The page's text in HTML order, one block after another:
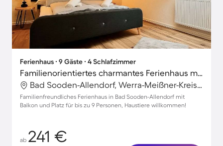
Ferienhaus ∙ 9 Gäste ∙ 4 Schlafzimmer
Familienorientiertes charmantes Ferienhaus mit Grill | Haustiere erlaubt
Bad Sooden-Allendorf, Werra-Meißner-Kreis, Deutschland
Familienfreundliches Ferienhaus in Bad Sooden-Allendorf mit
Balkon und Platz für bis zu 9 Personen, Haustiere willkommen!
ab 241 €